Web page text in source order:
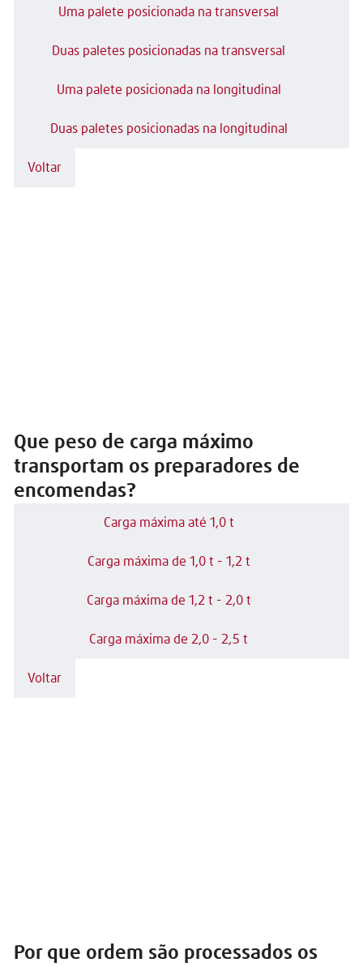
Uma palete posicionada na transversal
Duas paletes posicionadas na transversal
Uma palete posicionada na longitudinal
Duas paletes posicionadas na longitudinal
Voltar
Que peso de carga máximo
transportam os preparadores de
encomendas?
Carga máxima até 1,0 t
Carga máxima de 1,0 t - 1,2 t
Carga máxima de 1,2 t - 2,0 t
Carga máxima de 2,0 - 2,5 t
Voltar
Por que ordem são processados os